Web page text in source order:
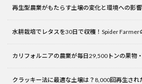
再生型農業がもたらす土壌の変化と環境への影
水耕栽培でレタスを30日で収穫！Spider Farmer
カリフォルニアの農業が毎日29,500トンの果物
クラッキー法に最適な土壌は？8,000回再生さ